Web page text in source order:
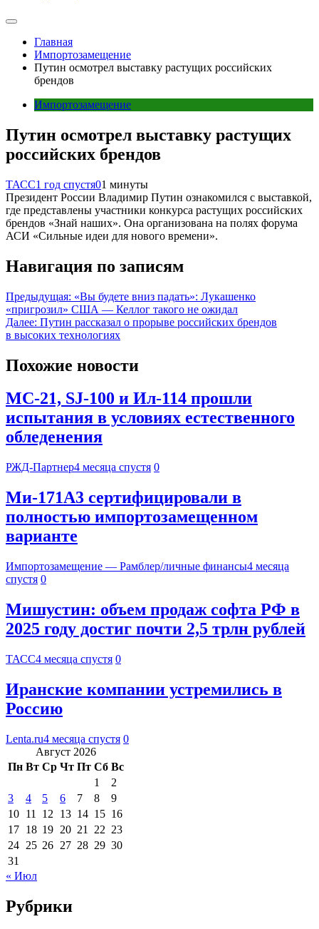
Главная
Импортозамещение
Путин осмотрел выставку растущих российских
брендов
Импортозамещение
Путин осмотрел выставку растущих
российских брендов
ТАСС1 год спустя01 минуты
Президент России Владимир Путин ознакомился с выставкой,
где представлены участники конкурса растущих российских
брендов «Знай наших». Она организована на полях форума
АСИ «Сильные идеи для нового времени».
Навигация по записям
Предыдущая: «Вы будете вниз падать»: Лукашенко
«пригрозил» США — Келлог такого не ожидал
Далее: Путин рассказал о прорыве российских брендов
в высоких технологиях
Похожие новости
МС-21, SJ-100 и Ил-114 прошли
испытания в условиях естественного
обледенения
РЖД-Партнер4 месяца спустя 0
Ми-171А3 сертифицировали в
полностью импортозамещенном
варианте
Импортозамещение — Рамблер/личные финансы4 месяца
спустя 0
Мишустин: объем продаж софта РФ в
2025 году достиг почти 2,5 трлн рублей
ТАСС4 месяца спустя 0
Иранские компании устремились в
Россию
Lenta.ru4 месяца спустя 0
Август 2026
Пн Вт Ср Чт Пт Сб Вс
1
2
3
4 5 6 7 8
9
10 11 12 13 14 15 16
17 18 19 20 21 22 23
24 25 26 27 28 29 30
31
« Июл
Рубрики